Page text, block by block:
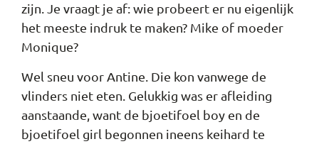
zijn. Je vraagt je af: wie probeert er nu eigenlijk
het meeste indruk te maken? Mike of moeder
Monique?
Wel sneu voor Antine. Die kon vanwege de
vlinders niet eten. Gelukkig was er afleiding
aanstaande, want de bjoetifoel boy en de
bjoetifoel girl begonnen ineens keihard te